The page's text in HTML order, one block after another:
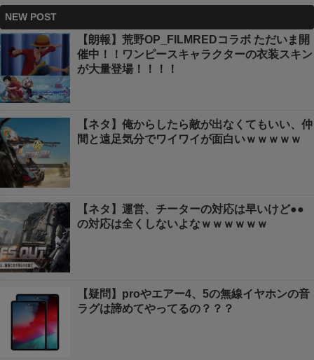
NEW POST
【朗報】荒野OP_FILMREDコラボ ただいま開
催中！！ワンピースキャラクターの衣装スキン
が大量登場！！！！
【ネタ】俺からしたら敵が出なくてもいい、仲
間と遠足気分でワイワイが面白いｗｗｗｗｗ
【ネタ】運営、チーターの対応は早いけど●●
の対応は全くしないよなｗｗｗｗｗｗ
【疑問】proやエアー4、5の無線イヤホンの音
ラグは諦めてやってるの？？？